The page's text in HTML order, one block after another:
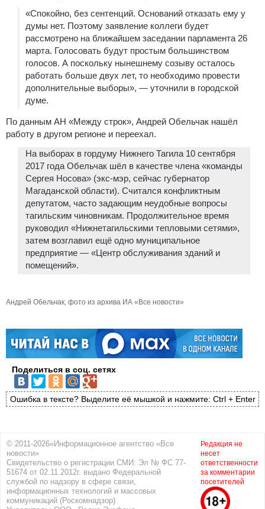
«Спокойно, без сентенций. Оснований отказать ему у
думы нет. Поэтому заявление коллеги будет
рассмотрено на ближайшем заседании парламента 26
марта. Голосовать будут простым большинством
голосов. А поскольку нынешнему созыву осталось
работать больше двух лет, то необходимо провести
дополнительные выборы», — уточнили в городской
думе.
По данным АН «Между строк», Андрей Обельчак нашёл
работу в другом регионе и переехал.
На выборах в гордуму Нижнего Тагила 10 сентября
2017 года Обельчак шёл в качестве члена «команды
Сергея Носова» (экс-мэр, сейчас губернатор
Магаданской области). Считался конфликтным
депутатом, часто задающим неудобные вопросы
тагильским чиновникам. Продолжительное время
руководил «Нижнетагильскими тепловыми сетями»,
затем возглавил ещё одно муниципальное
предприятие — «Центр обслуживания зданий и
помещений».
Андрей Обельчак, фото из архива ИА «Все новости»
Поделиться в соц. сетях
Ошибка в тексте? Выделите её мышкой и нажмите: Ctrl + Enter
© 2011-2026«Информационное агентство «Все
новости»
Свидетельство о регистрации СМИ: Эл № ФС 77-
51674 от 02.11.2012г. выдано Федеральной
службой по надзору в сфере связи,
информационных технологий и массовых
коммуникаций (Роскомнадзор)
Редакция не
несет
ответственности
за комментарии
посетителей